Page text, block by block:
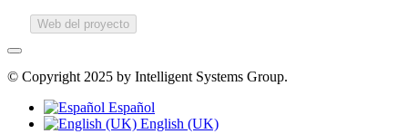
Web del proyecto
© Copyright 2025 by Intelligent Systems Group.
Español
English (UK)